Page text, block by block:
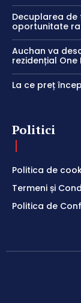
Decuplarea de
oportunitate
Auchan va
rezidențial
La ce preț
Politici
Politica de
Termeni și
Politica de